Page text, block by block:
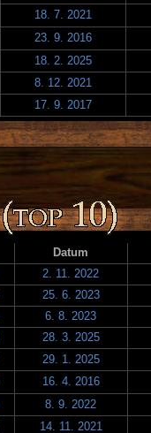
18. 7. 2021
23. 9. 2016
18. 2. 2025
8. 12. 2021
17. 9. 2017
Datum
2. 11. 2022
25. 6. 2023
6. 8. 2023
28. 3. 2025
29. 1. 2025
16. 4. 2016
8. 9. 2022
14. 11. 2021